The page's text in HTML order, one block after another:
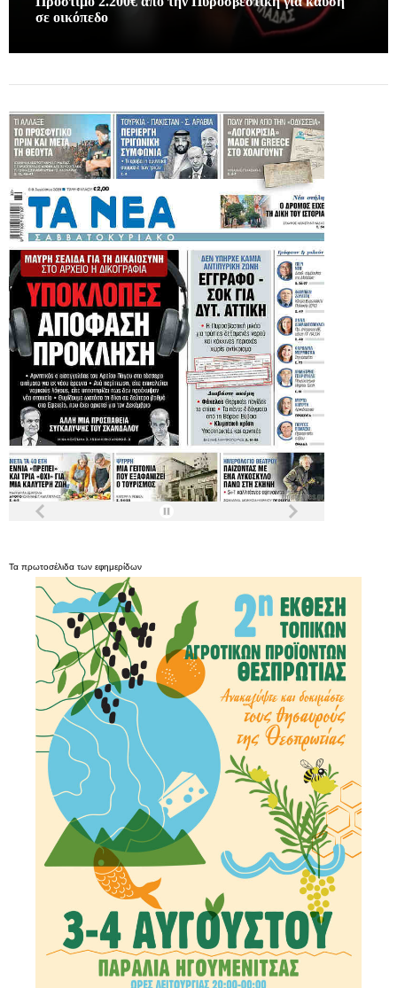
σε οικόπεδο
Τα πρωτοσέλιδα των εφημερίδων